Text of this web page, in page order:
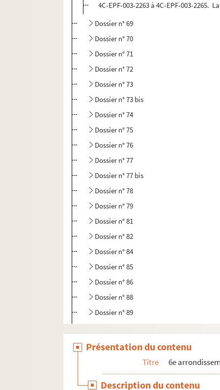
4C-EPF-003-2263 à 4C-EPF-003-2265.
Dossier n° 69
Dossier n° 70
Dossier n° 71
Dossier n° 72
Dossier n° 73
Dossier n° 73 bis
Dossier n° 74
Dossier n° 75
Dossier n° 76
Dossier n° 77
Dossier n° 77 bis
Dossier n° 78
Dossier n° 79
Dossier n° 81
Dossier n° 82
Dossier n° 84
Dossier n° 85
Dossier n° 86
Dossier n° 88
Dossier n° 89
Dossier n° 91
Dossier n° 93
Présentation du contenu
Titre 6e
Description du contenu